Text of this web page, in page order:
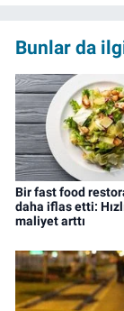
Bunlar da
Bir fast food
daha iflas etti:
maliyet arttı